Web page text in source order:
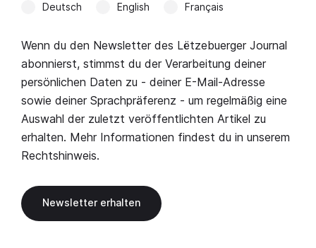
Deutsch English Français
Wenn du den Newsletter des Lëtzebuerger Journal
abonnierst, stimmst du der Verarbeitung deiner
persönlichen Daten zu - deiner E-Mail-Adresse
sowie deiner Sprachpräferenz - um regelmäßig eine
Auswahl der zuletzt veröffentlichten Artikel zu
erhalten. Mehr Informationen findest du in unserem
Rechtshinweis.